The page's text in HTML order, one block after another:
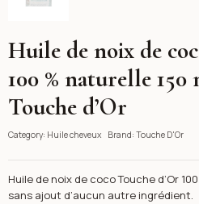
Huile de noix de
100 % naturelle 150
Touche d’Or
Category: Huile cheveux Brand: Touche D'Or
Huile de noix de coco Touche d’Or
sans ajout d’aucun autre ingrédient.